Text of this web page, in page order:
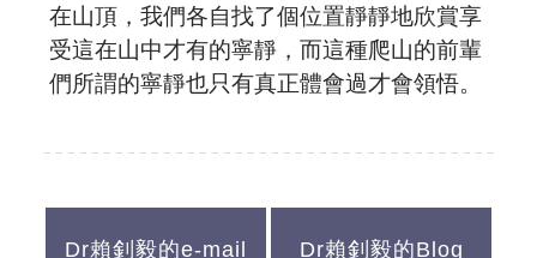
在山頂，我們各自找了個位置靜靜地欣賞享
受這在山中才有的寧靜，而這種爬山的前輩
們所謂的寧靜也只有真正體會過才會領悟。
Dr賴釗毅的e-mail Dr賴釗毅的Blog